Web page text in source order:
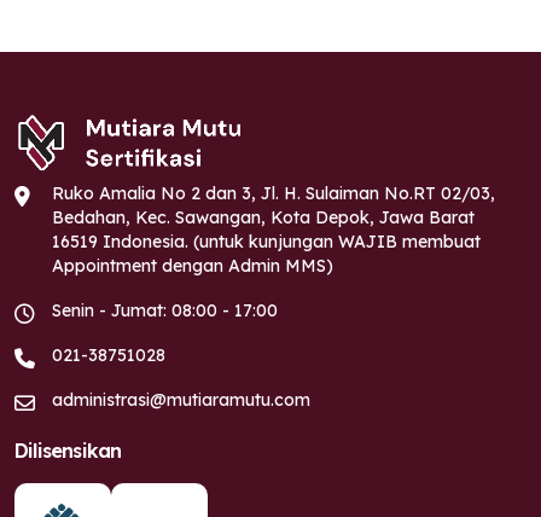
Ruko Amalia No 2 dan 3, Jl. H. Sulaiman No.RT 02/03,
Bedahan, Kec. Sawangan, Kota Depok, Jawa Barat
16519 Indonesia. (untuk kunjungan WAJIB membuat
Appointment dengan Admin MMS)
Senin - Jumat: 08:00 - 17:00
021-38751028
administrasi@mutiaramutu.com
Dilisensikan